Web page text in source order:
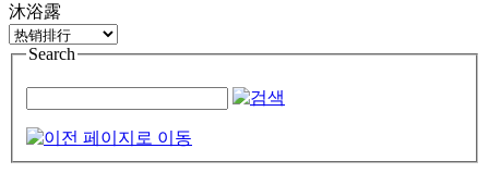
沐浴露
Search